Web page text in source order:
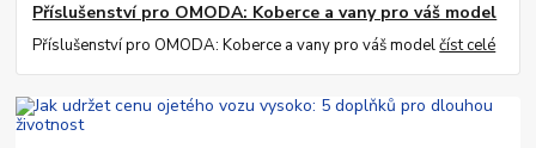
Příslušenství pro OMODA: Koberce a vany pro váš model
Příslušenství pro OMODA: Koberce a vany pro váš modelčíst celé